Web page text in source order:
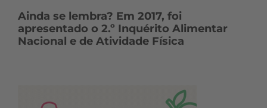
Ainda se lembra? Em 2017, foi
apresentado o 2.º Inquérito Alimentar
Nacional e de Atividade Física